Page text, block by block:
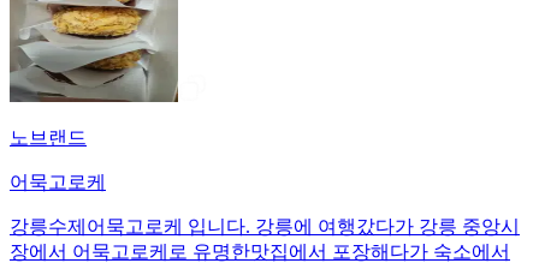
노브랜드
어묵고로케
강릉수제어묵고로케 입니다. 강릉에 여행갔다가 강릉 중앙시
장에서 어묵고로케로 유명한맛집에서 포장해다가 숙소에서